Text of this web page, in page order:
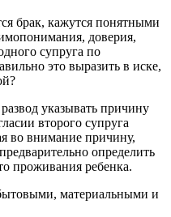
брак, кажутся понятными
доверия,
супруга по
это выразить в иске,
указывать причину
второго супруга
во внимание причину,
определить
проживания ребенка.
материальными и